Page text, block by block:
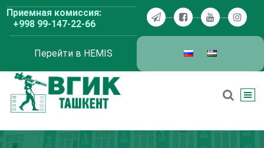
Перейти
содержимому
Приемная комиссия:
+998 99-147-22-66
Перейти в HEMIS